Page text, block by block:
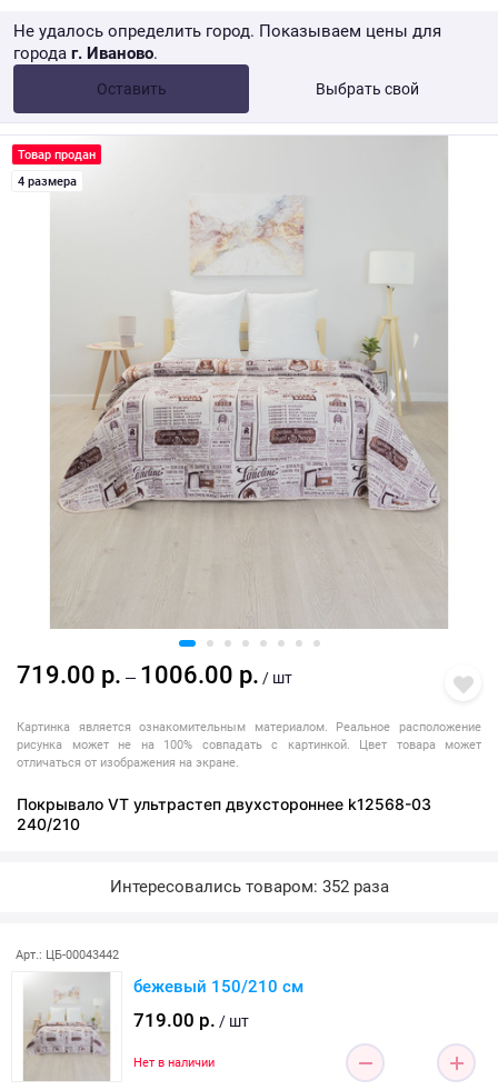
Не удалось определить город. Показываем цены для
города г. Иваново.
Оставить Выбрать свой
от 10 000 ₽ Розница → WB
Товар продан
4 размера
719.00 р. — 1006.00 р. / шт
Картинка является ознакомительным материалом. Реальное расположение
рисунка может не на 100% совпадать с картинкой. Цвет товара может
отличаться от изображения на экране.
Покрывало VT ультрастеп двухстороннее k12568-03
240/210
Интересовались товаром: 352 раза
Арт.: ЦБ-00043442
бежевый 150/210 см
719.00 р. / шт
Нет в наличии